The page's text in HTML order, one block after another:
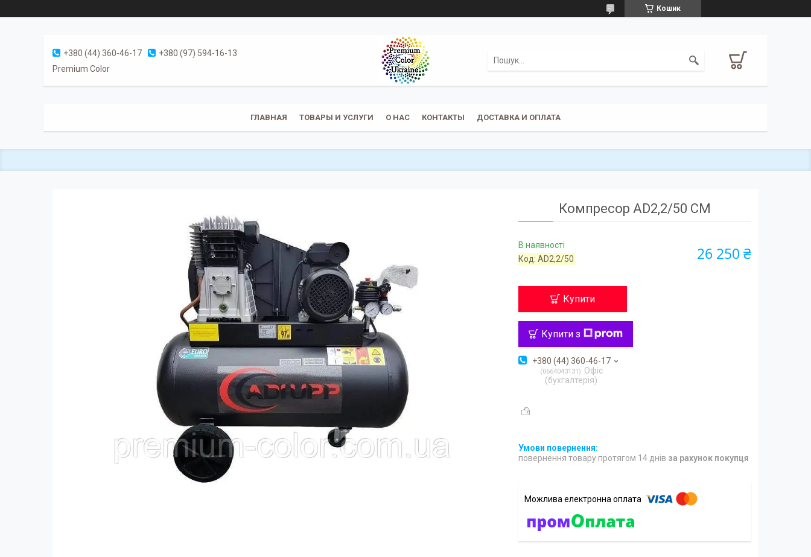
Кошик
+380 (44) 360-46-17
+380 (97) 594-16-13
Premium Color
ГЛАВНАЯ ТОВАРЫ И УСЛУГИ О НАС КОНТАКТЫ ДОСТАВКА И ОПЛАТА
Компресор AD2,2/50 СМ
В наявності
Код:AD2,2/50 26 250 ₴
Купити
Купити з
+380 (44) 360-46-17
0664043131
Офіс
(бухгалтерія)
повернення товару протягом 14 днів за рахунок покупця